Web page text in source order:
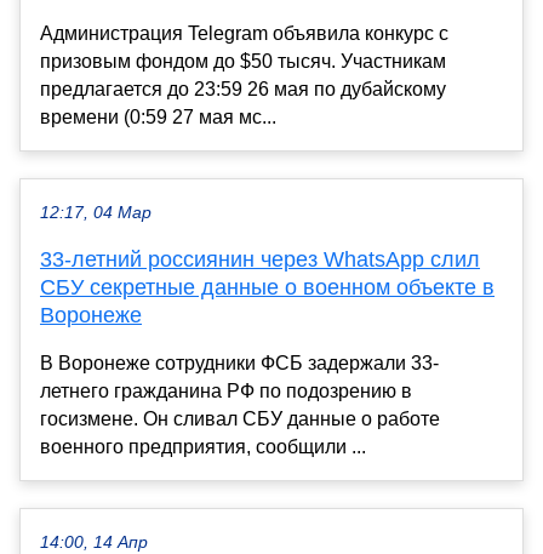
Администрация Telegram объявила конкурс с
призовым фондом до $50 тысяч. Участникам
предлагается до 23:59 26 мая по дубайскому
времени (0:59 27 мая мс...
12:17, 04 Мар
33-летний россиянин через WhatsApp слил
СБУ секретные данные о военном объекте в
Воронеже
В Воронеже сотрудники ФСБ задержали 33-
летнего гражданина РФ по подозрению в
госизмене. Он сливал СБУ данные о работе
военного предприятия, сообщили ...
14:00, 14 Апр